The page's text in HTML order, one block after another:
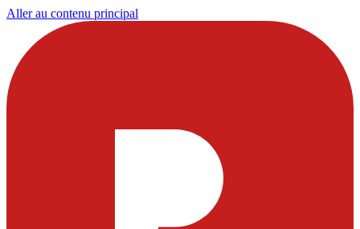
Aller au contenu principal